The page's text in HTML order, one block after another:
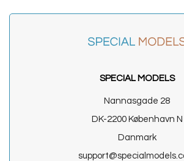
SPECIAL MODELS
Nannasgade 28
DK-2200 København N
Danmark